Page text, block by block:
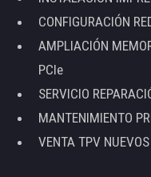
CONFIGURACIÓN
AMPLIACIÓN
PCIe
SERVICIO
MANTENIMIENTO
VENTA TPV